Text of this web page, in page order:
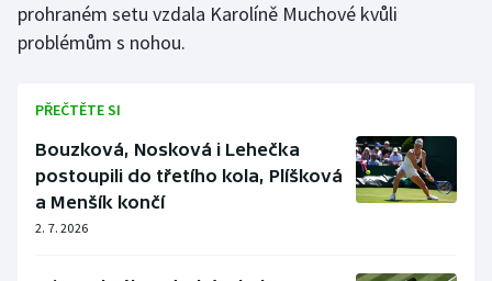
prohraném setu vzdala Karolíně Muchové kvůli
problémům s nohou.
PŘEČTĚTE SI
Bouzková, Nosková i Lehečka
postoupili do třetího kola, Plíšková
a Menšík končí
2. 7. 2026